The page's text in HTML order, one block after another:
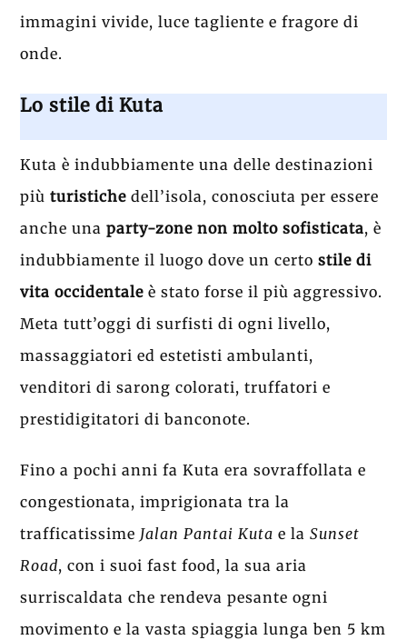
immagini vivide, luce tagliente e fragore di
onde.
Lo stile di Kuta
Kuta è indubbiamente una delle destinazioni
piùturistiche dell’isola, conosciuta per essere
anche unaparty-zone non molto sofisticata, è
indubbiamente il luogo dove un certostile di
vita occidentale è stato forse il più aggressivo.
Meta tutt’oggi di surfisti di ogni livello,
massaggiatori ed estetisti ambulanti,
venditori di sarong colorati, truffatori e
prestidigitatori di banconote.
Fino a pochi anni fa Kuta era sovraffollata e
congestionata, imprigionata tra la
trafficatissime Jalan Pantai Kuta e la Sunset
Road, con i suoi fast food, la sua aria
surriscaldata che rendeva pesante ogni
movimento e la vasta spiaggia lunga ben 5 km